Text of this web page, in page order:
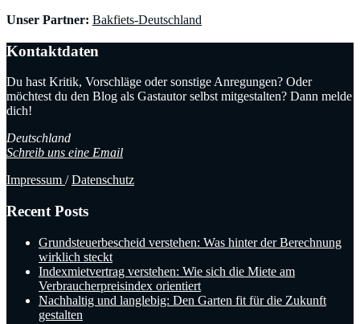
Unser Partner: Bakfiets-Deutschland
Kontaktdaten
Du hast Kritik, Vorschläge oder sonstige Anregungen? Oder
möchtest du den Blog als Gastautor selbst mitgestalten? Dann melde
dich!
Deutschland
Schreib uns eine Email
Impressum /Datenschutz
Recent Posts
Grundsteuerbescheid verstehen: Was hinter der Berechnung
wirklich steckt
Indexmietvertrag verstehen: Wie sich die Miete am
Verbraucherpreisindex orientiert
Nachhaltig und langlebig: Den Garten fit für die Zukunft
gestalten